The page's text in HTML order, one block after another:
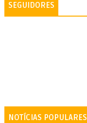
SEGUIDORES
NOTÍCIAS POPULARES